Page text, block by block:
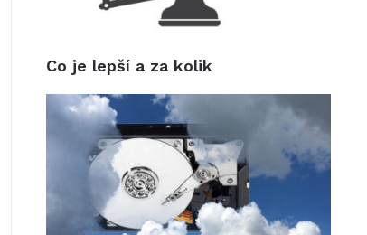
Co je lepší a za kolik